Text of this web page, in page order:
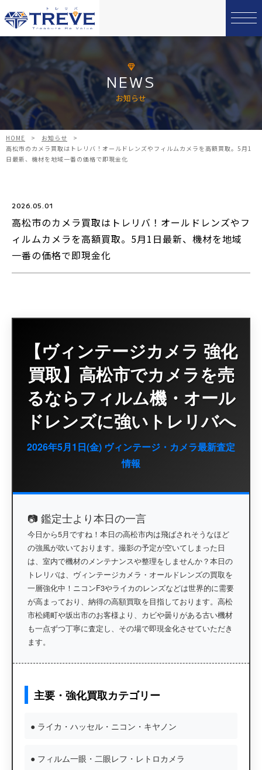
NEWS
お知らせ
HOME > お知らせ
>
高松市のカメラ買取はトレリバ！オールドレンズやフィルムカメラを高額買取。5月1
日最新、機材を地域一番の価格で即現金化
高松市のカメラ買取はトレリバ！オールドレンズやフ
ィルムカメラを高額買取。5月1日最新、機材を地域
一番の価格で即現金化
2026.05.01
【ヴィンテージカメラ 強化
買取】高松市でカメラを売
るならフィルム機・オール
ドレンズに強いトレリバへ
2026年5月1日(金) ヴィンテージ・カメラ最新査定
情報
📷 鑑定士より本日の一言
今日から5月ですね！本日の高松市内は飛ばされそうなほど
の強風が吹いております。撮影の予定が空いてしまった日
は、室内で機材のメンテナンスや整理をしませんか？本日の
トレリバは、 ヴィンテージカメラ・オールドレンズの買取を
一層強化中！ニコンF3やライカのレンズなどは世界的に需要
が高まっており、納得の高額買取を目指しております。 高松
市松縄町や坂出市のお客様より、カビや曇りがある古い機材
も一点ずつ丁寧に査定し、その場で即現金化させていただき
ます。
主要・強化買取カテゴリー
● ライカ・ハッセル・ニコン・キヤノン
● フィルム一眼・二眼レフ・レトロカメラ